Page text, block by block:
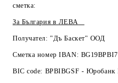
сметка:
За България в ЛЕВА
Получател: "Дъ Баскет" ООД
Сметка номер IBAN:
BIC code: BPBIBGSF - Юробанк